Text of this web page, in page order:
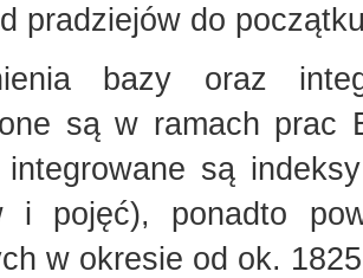
pradziejów do
bazy oraz
są w ramach prac
integrowane są
i pojęć), ponadto
w okresie od ok.